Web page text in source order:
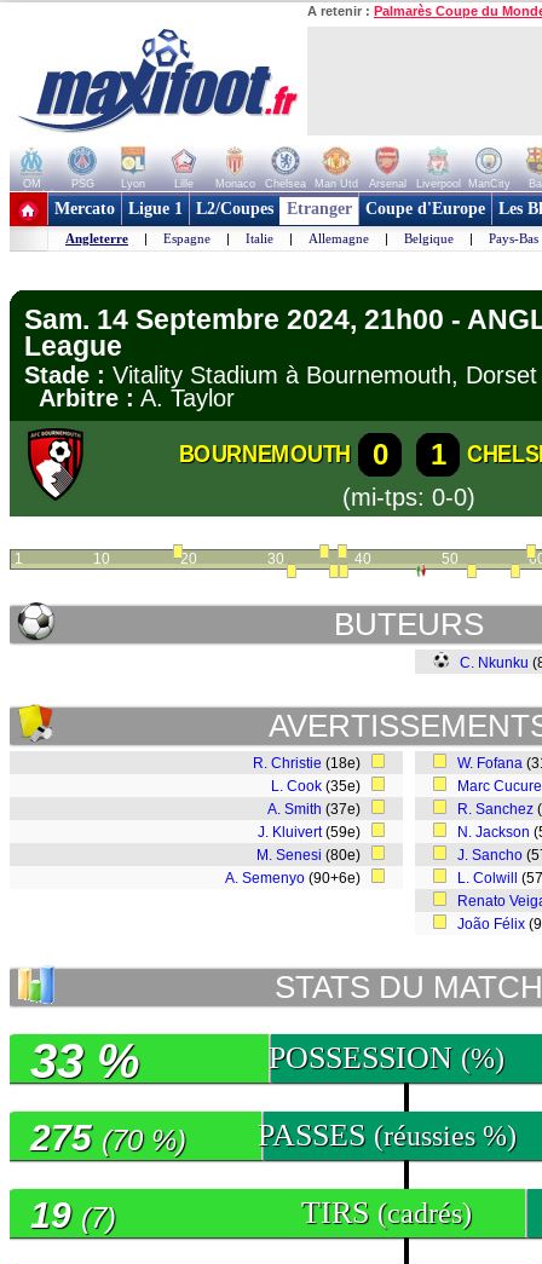
A retenir : Palmarès Coupe du
OM PSG Lyon Lille Monaco Chelsea Man Utd Arsenal Liverpool ManCity
+ de clubs
Mercato Ligue 1 L2/Coupes Etranger Coupe d'Europe Les
Angleterre | Espagne | Italie | Allemagne | Belgique | Pays-Bas
Sam. 14 Septembre 2024, 21h00 -
League
Stade : Vitality Stadium à Bournemouth,
Arbitre : A. Taylor
BOURNEMOUTH 0 1
(mi-tps: 0-0)
1 10 20 30 40 50
BUTEURS
C. Nkunku
R. Christie (18e)
L. Cook (35e)
A. Smith (37e)
J. Kluivert(59e)
M. Senesi (80e)
A. Semenyo (90+6e)
W. Fofana
Marc
R. Sanchez
N. Jackson
J. Sancho
L. Colwill
Renato
João Félix
STATS DU MATCH
POSSESSION (%)
33 %
PASSES (réussies %)
275 (70 %)
TIRS (cadrés)
19 (7)